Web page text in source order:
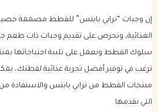
إن وجبات “ترابي بايتس” للقطط مصممة
الغذائية، وتحرص على تقديم وجبات ذات طعم
سلوك القطط ونعمل على تلبية احتياجاتها
ترغب في توفير أفضل تجربة غذائية لقطتك،
منتجات القطط من ترابي بايتس والاستفادة
التي نقدمها.